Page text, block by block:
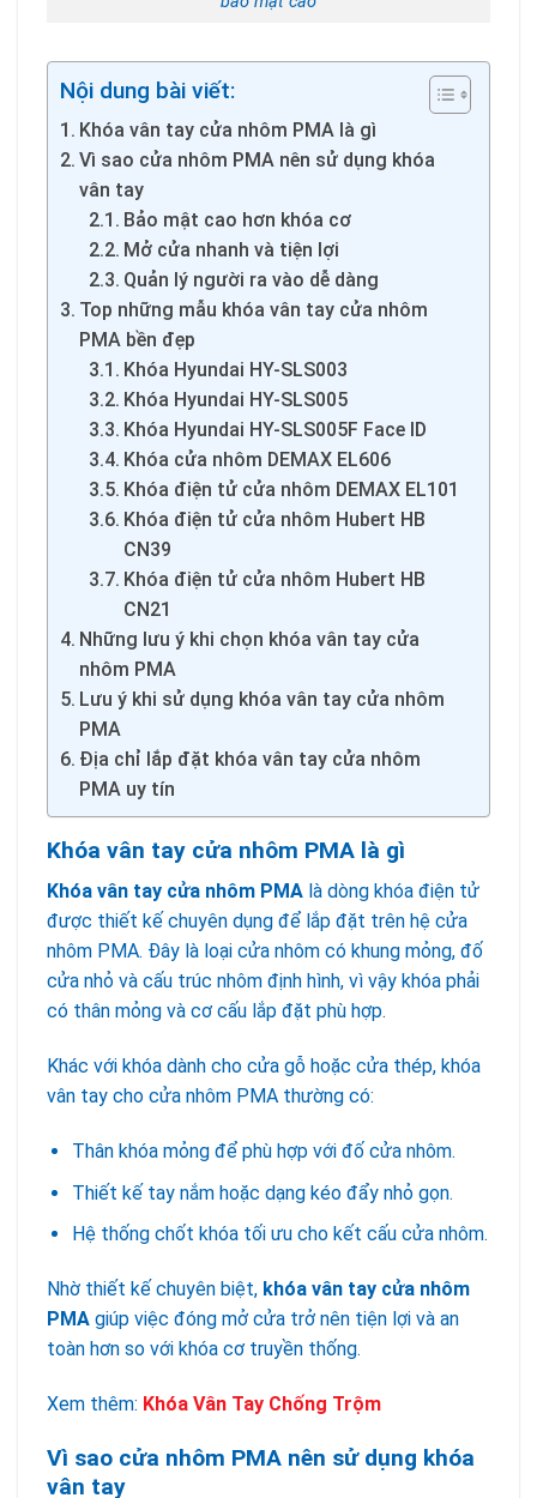
Nội dung bài viết:
Khóa vân tay cửa nhôm PMA là gì
Vì sao cửa nhôm PMA nên sử dụng khóa
vân tay
Bảo mật cao hơn khóa cơ
Mở cửa nhanh và tiện lợi
Quản lý người ra vào dễ dàng
Top những mẫu khóa vân tay cửa nhôm
PMA bền đẹp
Khóa Hyundai HY-SLS003
Khóa Hyundai HY-SLS005
Khóa Hyundai HY-SLS005F Face ID
Khóa cửa nhôm DEMAX EL606
Khóa điện tử cửa nhôm DEMAX EL101
Khóa điện tử cửa nhôm Hubert HB
CN39
Khóa điện tử cửa nhôm Hubert HB
CN21
Những lưu ý khi chọn khóa vân tay cửa
nhôm PMA
Lưu ý khi sử dụng khóa vân tay cửa nhôm
PMA
Địa chỉ lắp đặt khóa vân tay cửa nhôm
PMA uy tín
Khóa vân tay cửa nhôm PMA là gì
Khóa vân tay cửa nhôm PMA là dòng khóa điện tử
được thiết kế chuyên dụng để lắp đặt trên hệ cửa
nhôm PMA. Đây là loại cửa nhôm có khung mỏng, đố
cửa nhỏ và cấu trúc nhôm định hình, vì vậy khóa phải
có thân mỏng và cơ cấu lắp đặt phù hợp.
Khác với khóa dành cho cửa gỗ hoặc cửa thép, khóa
vân tay cho cửa nhôm PMA thường có:
Thân khóa mỏng để phù hợp với đố cửa nhôm.
Thiết kế tay nắm hoặc dạng kéo đẩy nhỏ gọn.
Hệ thống chốt khóa tối ưu cho kết cấu cửa nhôm.
Nhờ thiết kế chuyên biệt, khóa vân tay cửa nhôm
PMA giúp việc đóng mở cửa trở nên tiện lợi và an
toàn hơn so với khóa cơ truyền thống.
Xem thêm: Khóa Vân Tay Chống Trộm
Vì sao cửa nhôm PMA nên sử dụng khóa
vân tay